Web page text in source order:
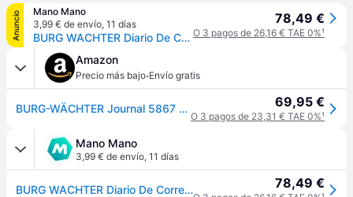
Anuncio
Mano Mano
3,99 € de envío, 11 días
BURG WACHTER Diario De Correo 5867 Si
78,49 €
O 3 pagos de 26,16 € TAE 0%¹
Amazon
Precio más bajo·Envío gratis
BURG-WÄCHTER Journal 5867 Si Buzón de acero galvanizado, Plateado 69,95 €
O 3 pagos de 23,31 € TAE 0%¹
Mano Mano
3,99 € de envío, 11 días
BURG WACHTER Diario De Correo 5867 Si 78,49 €